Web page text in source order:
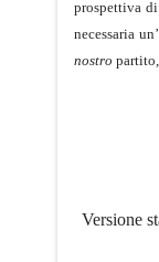
prospettiva di
necessaria
nostro
Versione